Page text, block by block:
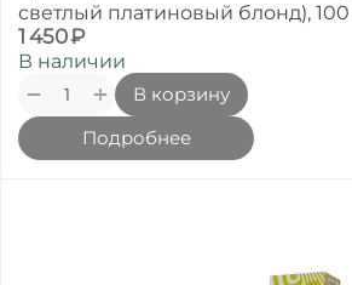
светлый платиновый блонд),
1 450₽
В наличии
+
−
В корзину
Подробнее